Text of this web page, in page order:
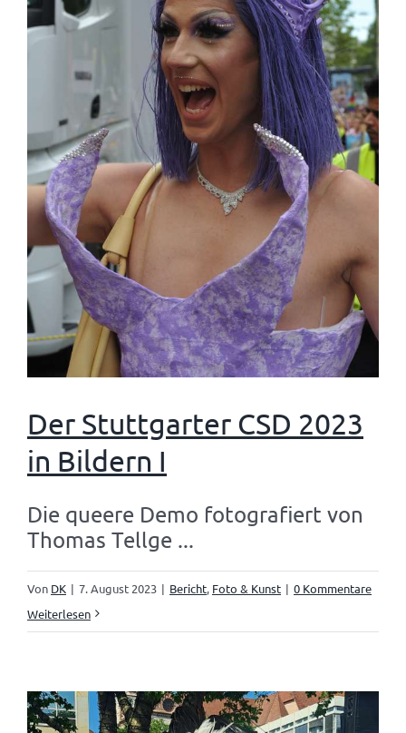
Der Stuttgarter CSD 2023
in Bildern I
Die queere Demo fotografiert von
Thomas Tellge ...
Von DK | 7. August 2023 | Bericht, Foto & Kunst | 0 Kommentare
Weiterlesen